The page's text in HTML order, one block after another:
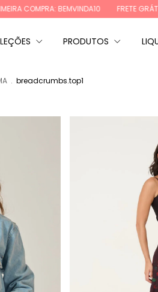
GRÁTIS REGIÕES SUL E SUDESTE ACIMA
PRODUTOS
. breadcrumbs.top1